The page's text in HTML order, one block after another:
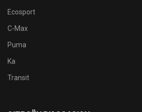
Ecosport
C-Max
Puma
Ka
Transit